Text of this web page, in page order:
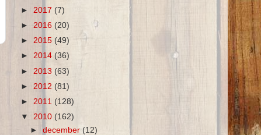
► 2017 (7)
► 2016 (20)
► 2015 (49)
► 2014 (36)
► 2013 (63)
► 2012 (81)
► 2011 (128)
▼ 2010 (162)
►december(12)